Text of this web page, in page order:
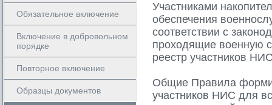
Обязательное включение
Включение в добровольном
порядке
Повторное включение
Образцы документов
Участниками
обеспечения
соответствии с
проходящие военную
реестр участников
Общие Правила
участников НИС для